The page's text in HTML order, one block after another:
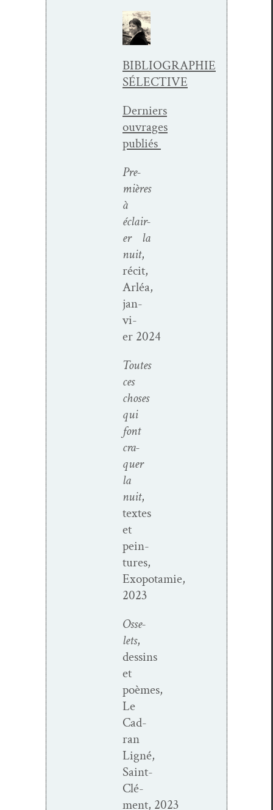
BIBLIOGRAPHIE
SÉLECTIVE
Derniers
ouvrages
publiés
Pre­
mières
à
éclair­
er la
nuit,
réc­it,
Arléa,
jan­
vi­
er 2024
Toutes
ces
choses
qui
font
cra­
quer
la
nuit,
textes
et
pein­
tures,
Exopotamie,
2023
Osse­
lets,
dessins
et
poèmes,
Le
Cad­
ran
Ligné,
Saint-
Clé­
ment, 2023